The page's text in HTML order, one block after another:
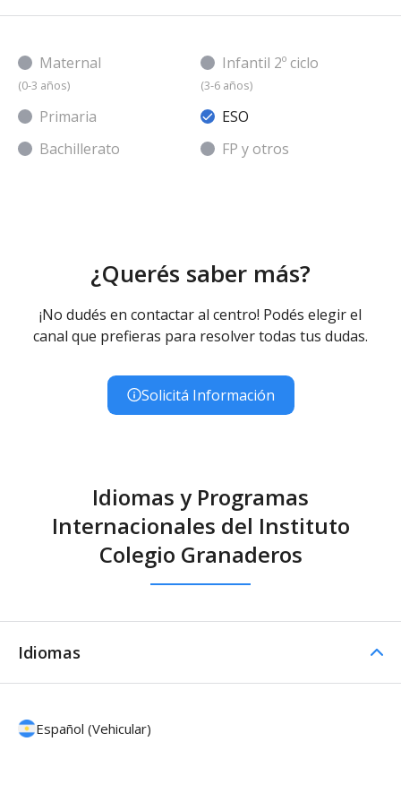
Maternal
(0-3 años)
Infantil 2º ciclo
(3-6 años)
Primaria
ESO
Bachillerato
FP y otros
¿Querés saber más?
¡No dudés en contactar al centro! Podés elegir el
canal que prefieras para resolver todas tus dudas.
Solicitá Información
Idiomas y Programas
Internacionales del Instituto
Colegio Granaderos
Idiomas
Español (Vehicular)